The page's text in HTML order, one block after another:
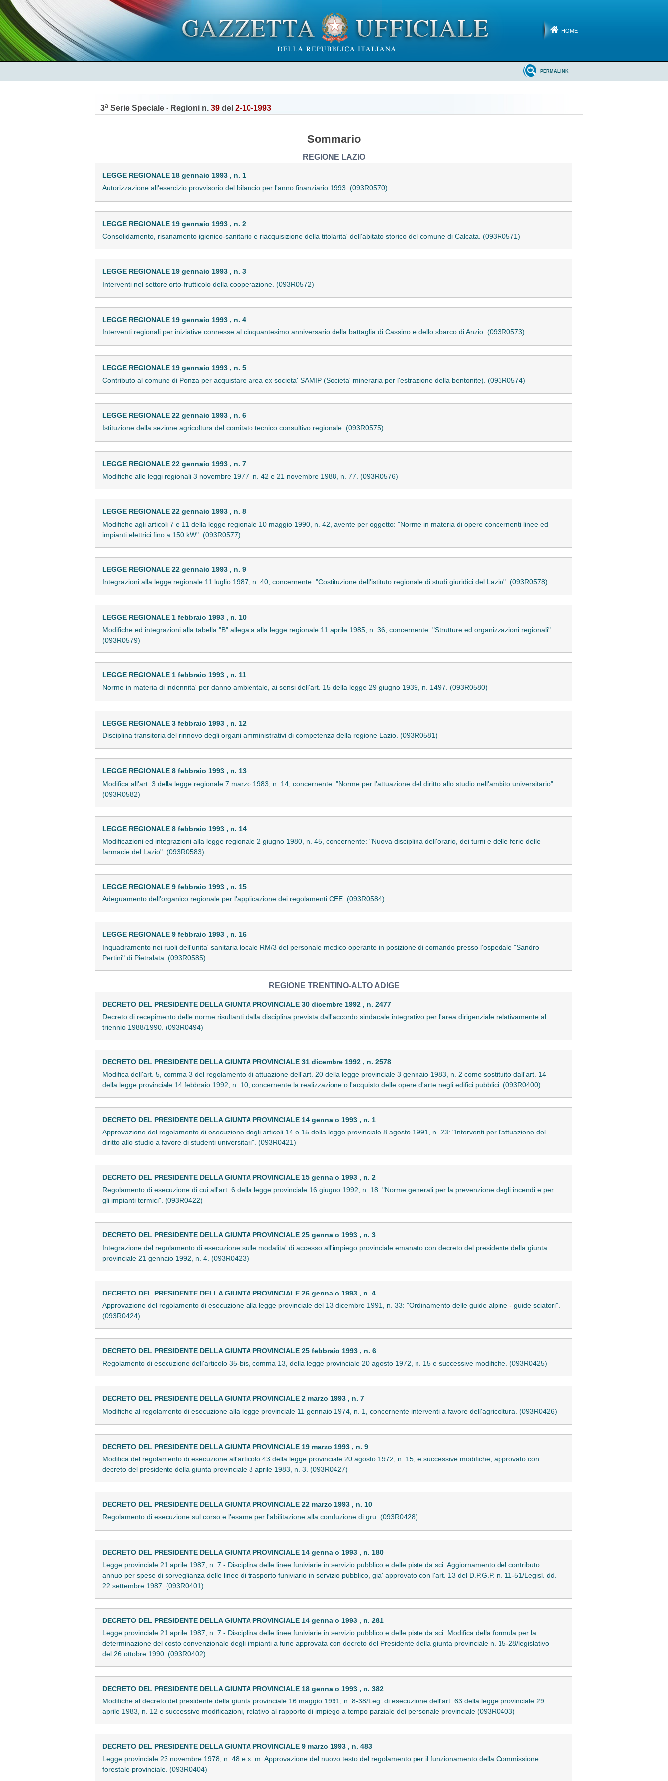
HOME
PERMALINK
3a Serie Speciale - Regioni n. 39 del 2-10-1993
Sommario
REGIONE LAZIO
LEGGE REGIONALE 18 gennaio 1993 , n. 1
Autorizzazione all'esercizio provvisorio del bilancio per l'anno finanziario 1993. (093R0570)
LEGGE REGIONALE 19 gennaio 1993 , n. 2
Consolidamento, risanamento igienico-sanitario e riacquisizione della titolarita' dell'abitato storico del comune di Calcata. (093R0571)
LEGGE REGIONALE 19 gennaio 1993 , n. 3
Interventi nel settore orto-frutticolo della cooperazione. (093R0572)
LEGGE REGIONALE 19 gennaio 1993 , n. 4
Interventi regionali per iniziative connesse al cinquantesimo anniversario della battaglia di Cassino e dello sbarco di Anzio. (093R0573)
LEGGE REGIONALE 19 gennaio 1993 , n. 5
Contributo al comune di Ponza per acquistare area ex societa' SAMIP (Societa' mineraria per l'estrazione della bentonite). (093R0574)
LEGGE REGIONALE 22 gennaio 1993 , n. 6
Istituzione della sezione agricoltura del comitato tecnico consultivo regionale. (093R0575)
LEGGE REGIONALE 22 gennaio 1993 , n. 7
Modifiche alle leggi regionali 3 novembre 1977, n. 42 e 21 novembre 1988, n. 77. (093R0576)
LEGGE REGIONALE 22 gennaio 1993 , n. 8
Modifiche agli articoli 7 e 11 della legge regionale 10 maggio 1990, n. 42, avente per oggetto: "Norme in materia di opere concernenti linee ed
impianti elettrici fino a 150 kW". (093R0577)
LEGGE REGIONALE 22 gennaio 1993 , n. 9
Integrazioni alla legge regionale 11 luglio 1987, n. 40, concernente: "Costituzione dell'istituto regionale di studi giuridici del Lazio". (093R0578)
LEGGE REGIONALE 1 febbraio 1993 , n. 10
Modifiche ed integrazioni alla tabella "B" allegata alla legge regionale 11 aprile 1985, n. 36, concernente: "Strutture ed organizzazioni regionali".
(093R0579)
LEGGE REGIONALE 1 febbraio 1993 , n. 11
Norme in materia di indennita' per danno ambientale, ai sensi dell'art. 15 della legge 29 giugno 1939, n. 1497. (093R0580)
LEGGE REGIONALE 3 febbraio 1993 , n. 12
Disciplina transitoria del rinnovo degli organi amministrativi di competenza della regione Lazio. (093R0581)
LEGGE REGIONALE 8 febbraio 1993 , n. 13
Modifica all'art. 3 della legge regionale 7 marzo 1983, n. 14, concernente: "Norme per l'attuazione del diritto allo studio nell'ambito universitario".
(093R0582)
LEGGE REGIONALE 8 febbraio 1993 , n. 14
Modificazioni ed integrazioni alla legge regionale 2 giugno 1980, n. 45, concernente: "Nuova disciplina dell'orario, dei turni e delle ferie delle
farmacie del Lazio". (093R0583)
LEGGE REGIONALE 9 febbraio 1993 , n. 15
Adeguamento dell'organico regionale per l'applicazione dei regolamenti CEE. (093R0584)
LEGGE REGIONALE 9 febbraio 1993 , n. 16
Inquadramento nei ruoli dell'unita' sanitaria locale RM/3 del personale medico operante in posizione di comando presso l'ospedale "Sandro
Pertini" di Pietralata. (093R0585)
REGIONE TRENTINO-ALTO ADIGE
DECRETO DEL PRESIDENTE DELLA GIUNTA PROVINCIALE 30 dicembre 1992 , n. 2477
Decreto di recepimento delle norme risultanti dalla disciplina prevista dall'accordo sindacale integrativo per l'area dirigenziale relativamente al
triennio 1988/1990. (093R0494)
DECRETO DEL PRESIDENTE DELLA GIUNTA PROVINCIALE 31 dicembre 1992 , n. 2578
Modifica dell'art. 5, comma 3 del regolamento di attuazione dell'art. 20 della legge provinciale 3 gennaio 1983, n. 2 come sostituito dall'art. 14
della legge provinciale 14 febbraio 1992, n. 10, concernente la realizzazione o l'acquisto delle opere d'arte negli edifici pubblici. (093R0400)
DECRETO DEL PRESIDENTE DELLA GIUNTA PROVINCIALE 14 gennaio 1993 , n. 1
Approvazione del regolamento di esecuzione degli articoli 14 e 15 della legge provinciale 8 agosto 1991, n. 23: "Interventi per l'attuazione del
diritto allo studio a favore di studenti universitari". (093R0421)
DECRETO DEL PRESIDENTE DELLA GIUNTA PROVINCIALE 15 gennaio 1993 , n. 2
Regolamento di esecuzione di cui all'art. 6 della legge provinciale 16 giugno 1992, n. 18: "Norme generali per la prevenzione degli incendi e per
gli impianti termici". (093R0422)
DECRETO DEL PRESIDENTE DELLA GIUNTA PROVINCIALE 25 gennaio 1993 , n. 3
Integrazione del regolamento di esecuzione sulle modalita' di accesso all'impiego provinciale emanato con decreto del presidente della giunta
provinciale 21 gennaio 1992, n. 4. (093R0423)
DECRETO DEL PRESIDENTE DELLA GIUNTA PROVINCIALE 26 gennaio 1993 , n. 4
Approvazione del regolamento di esecuzione alla legge provinciale del 13 dicembre 1991, n. 33: "Ordinamento delle guide alpine - guide sciatori".
(093R0424)
DECRETO DEL PRESIDENTE DELLA GIUNTA PROVINCIALE 25 febbraio 1993 , n. 6
Regolamento di esecuzione dell'articolo 35-bis, comma 13, della legge provinciale 20 agosto 1972, n. 15 e successive modifiche. (093R0425)
DECRETO DEL PRESIDENTE DELLA GIUNTA PROVINCIALE 2 marzo 1993 , n. 7
Modifiche al regolamento di esecuzione alla legge provinciale 11 gennaio 1974, n. 1, concernente interventi a favore dell'agricoltura. (093R0426)
DECRETO DEL PRESIDENTE DELLA GIUNTA PROVINCIALE 19 marzo 1993 , n. 9
Modifica del regolamento di esecuzione all'articolo 43 della legge provinciale 20 agosto 1972, n. 15, e successive modifiche, approvato con
decreto del presidente della giunta provinciale 8 aprile 1983, n. 3. (093R0427)
DECRETO DEL PRESIDENTE DELLA GIUNTA PROVINCIALE 22 marzo 1993 , n. 10
Regolamento di esecuzione sul corso e l'esame per l'abilitazione alla conduzione di gru. (093R0428)
DECRETO DEL PRESIDENTE DELLA GIUNTA PROVINCIALE 14 gennaio 1993 , n. 180
Legge provinciale 21 aprile 1987, n. 7 - Disciplina delle linee funiviarie in servizio pubblico e delle piste da sci. Aggiornamento del contributo
annuo per spese di sorveglianza delle linee di trasporto funiviario in servizio pubblico, gia' approvato con l'art. 13 del D.P.G.P. n. 11-51/Legisl. dd.
22 settembre 1987. (093R0401)
DECRETO DEL PRESIDENTE DELLA GIUNTA PROVINCIALE 14 gennaio 1993 , n. 281
Legge provinciale 21 aprile 1987, n. 7 - Disciplina delle linee funiviarie in servizio pubblico e delle piste da sci. Modifica della formula per la
determinazione del costo convenzionale degli impianti a fune approvata con decreto del Presidente della giunta provinciale n. 15-28/legislativo
del 26 ottobre 1990. (093R0402)
DECRETO DEL PRESIDENTE DELLA GIUNTA PROVINCIALE 18 gennaio 1993 , n. 382
Modifiche al decreto del presidente della giunta provinciale 16 maggio 1991, n. 8-38/Leg. di esecuzione dell'art. 63 della legge provinciale 29
aprile 1983, n. 12 e successive modificazioni, relativo al rapporto di impiego a tempo parziale del personale provinciale (093R0403)
DECRETO DEL PRESIDENTE DELLA GIUNTA PROVINCIALE 9 marzo 1993 , n. 483
Legge provinciale 23 novembre 1978, n. 48 e s. m. Approvazione del nuovo testo del regolamento per il funzionamento della Commissione
forestale provinciale. (093R0404)